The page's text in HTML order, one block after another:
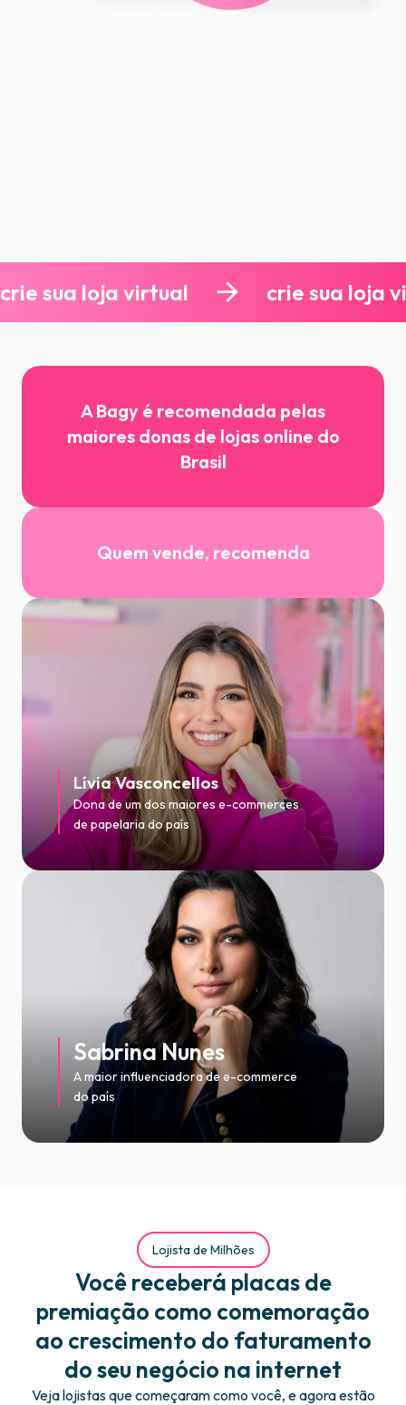
crie sua loja virtual crie sua loja
A Bagy é recomendada pelas
maiores donas de lojas online do
Brasil
Quem vende, recomenda
Lívia Vasconcellos
Dona de um dos maiores e-commerces
de papelaria do país​
Sabrina Nunes
A maior influenciadora de e-commerce
do país
Lojista de Milhões
Você receberá placas de
premiação como comemoração
ao crescimento do faturamento
do seu negócio na internet
Veja lojistas que começaram como você, e agora estão